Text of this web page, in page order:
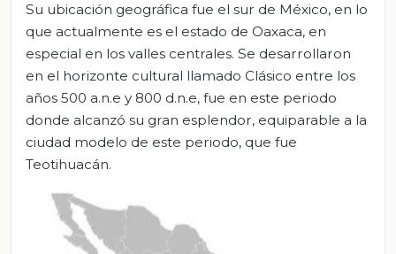
Su ubicación geográfica fue el sur de México, en lo
que actualmente es el estado de Oaxaca, en
especial en los valles centrales. Se desarrollaron
en el horizonte cultural llamado Clásico entre los
años 500 a.n.e y 800 d.n.e, fue en este periodo
donde alcanzó su gran esplendor, equiparable a la
ciudad modelo de este periodo, que fue
Teotihuacán.